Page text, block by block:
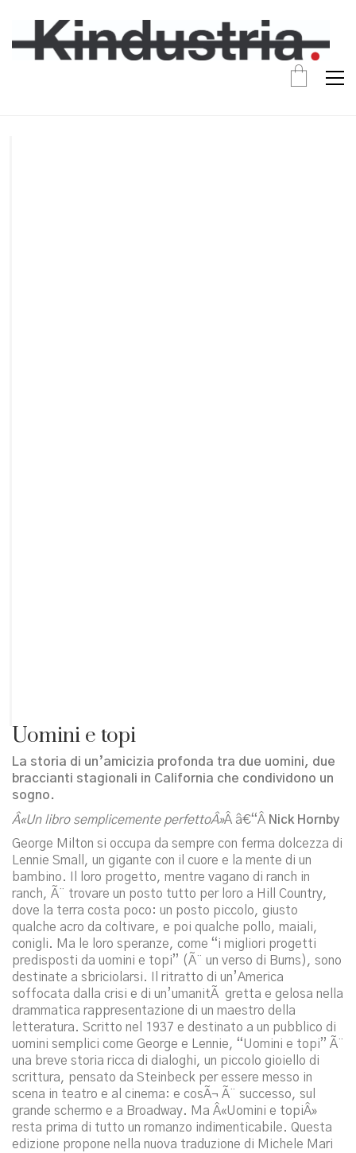
Uomini e topi
La storia di un’amicizia profonda tra due uomini, due
braccianti stagionali in California che condividono un
sogno.
Â«Un libro semplicemente perfettoÂ»Â â€“Â Nick Hornby
George Milton si occupa da sempre con ferma dolcezza di
Lennie Small, un gigante con il cuore e la mente di un
bambino. Il loro progetto, mentre vagano di ranch in
ranch, Ã¨ trovare un posto tutto per loro a Hill Country,
dove la terra costa poco: un posto piccolo, giusto
qualche acro da coltivare, e poi qualche pollo, maiali,
conigli. Ma le loro speranze, come “i migliori progetti
predisposti da uomini e topi” (Ã¨ un verso di Burns), sono
destinate a sbriciolarsi. Il ritratto di un’America
soffocata dalla crisi e di un’umanitÃ gretta e gelosa nella
drammatica rappresentazione di un maestro della
letteratura. Scritto nel 1937 e destinato a un pubblico di
uomini semplici come George e Lennie, “Uomini e topi” Ã¨
una breve storia ricca di dialoghi, un piccolo gioiello di
scrittura, pensato da Steinbeck per essere messo in
scena in teatro e al cinema: e cosÃ¬ Ã¨ successo, sul
grande schermo e a Broadway. Ma Â«Uomini e topiÂ»
resta prima di tutto un romanzo indimenticabile. Questa
edizione propone nella nuova traduzione di Michele Mari